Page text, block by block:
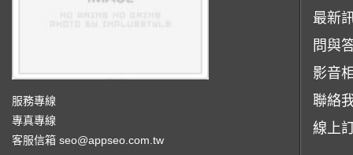
服務專線
專真專線
客服信箱 seo@appseo.com.tw
最新
問與
影音
聯絡
線上